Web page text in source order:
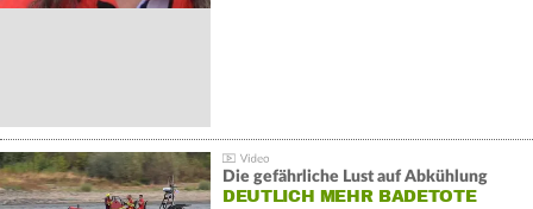
Die gefährliche Lust auf Abkühlung
DEUTLICH MEHR BADETOTE